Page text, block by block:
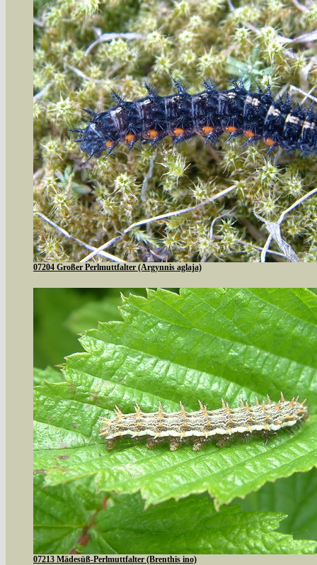
07204 Großer Perlmuttfalter (Argynnis aglaja)
07213 Mädesüß-Perlmuttfalter (Brenthis ino)